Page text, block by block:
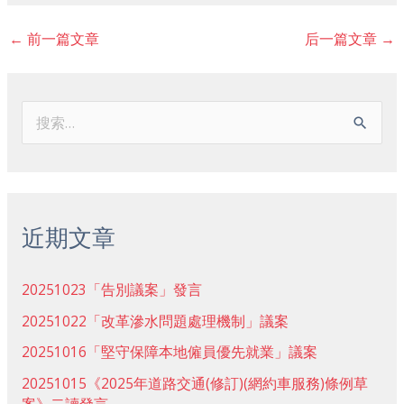
← 前一篇文章 后一篇文章 →
近期文章
20251023「告別議案」發言
20251022「改革滲水問題處理機制」議案
20251016「堅守保障本地僱員優先就業」議案
20251015《2025年道路交通(修訂)(網約車服務)條例草